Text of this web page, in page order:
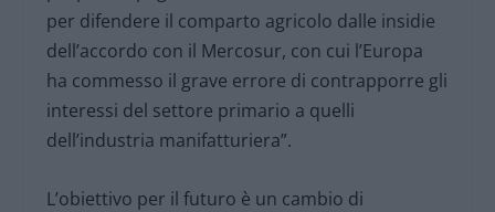
per difendere il comparto agricolo dalle insidie
dell’accordo con il Mercosur, con cui l’Europa
ha commesso il grave errore di contrapporre gli
interessi del settore primario a quelli
dell’industria manifatturiera”.
L’obiettivo per il futuro è un cambio di